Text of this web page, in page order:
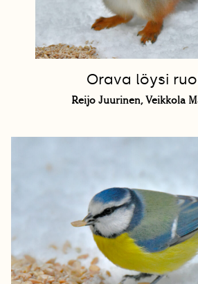
Orava löysi
Reijo Juurinen, Veikkola